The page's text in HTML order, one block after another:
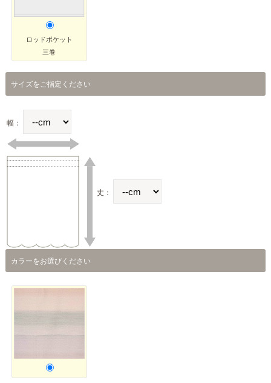
ロッドポケット
三巻
サイズをご指定ください
幅：
丈：
カラーをお選びください